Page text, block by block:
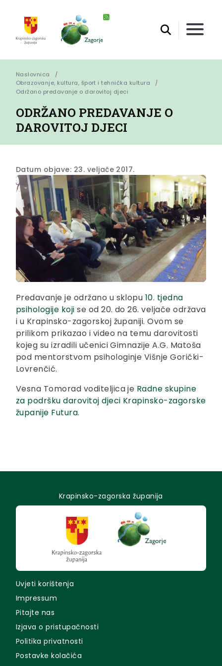
Naslovnica
Obrazovanje, kultura, šport i tehnička kultura
Održano predavanje o darovitoj djeci
ODRŽANO PREDAVANJE O
DAROVITOJ DJECI
Datum objave: 23. veljače 2017.
Predavanje je održano u sklopu 10. tjedna
psihologije koji se od 20. do 26. veljače održava
i u Krapinsko-zagorskoj županiji. Ovom se
prilikom prikazao i video na temu darovitosti
kojeg su izradili učenici Gimnazije A.G. Matoša
pod mentorstvom psihologinje Višnje Gorički-
Lovrenčić.
Vesna Tomorad voditeljica je Radne skupine
za podršku darovitoj djeci Krapinsko-zagorske
županije Futura.
Krapinsko-zagorska županija
Uvjeti korištenja
Impressum
Pitajte nas
Izjava o pristupačnosti
Politika privatnosti
Postavke kolačića